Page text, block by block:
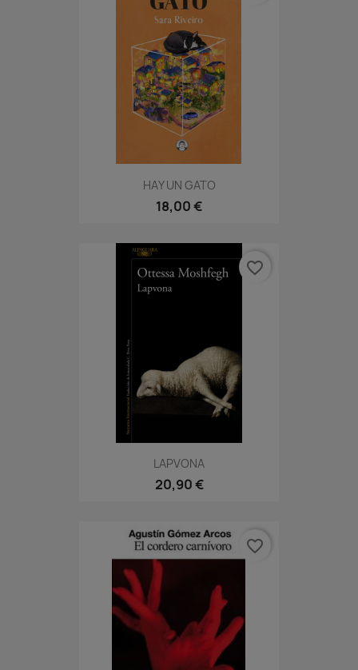
HAY UN GATO
18,00 €
LAPVONA
20,90 €
favorite_border
favorite_border